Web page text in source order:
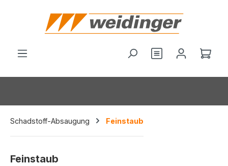
springen
Du hast 0
Schadstoff-Absaugung Feinstaub
Feinstaub